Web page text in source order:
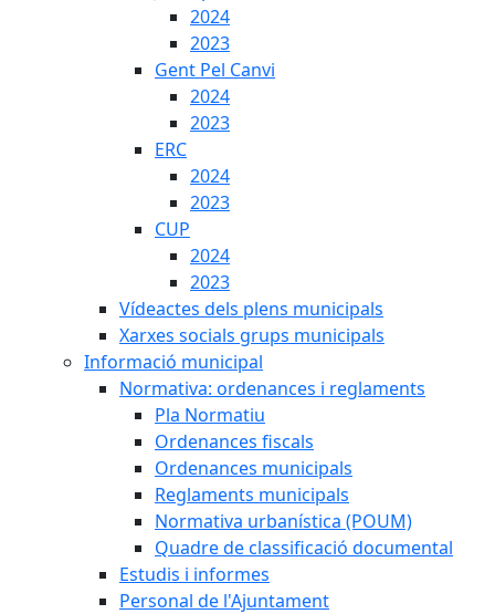
2024
2023
Gent Pel Canvi
2024
2023
ERC
2024
2023
CUP
2024
2023
Vídeactes dels plens municipals
Xarxes socials grups municipals
Informació municipal
Normativa: ordenances i reglaments
Pla Normatiu
Ordenances fiscals
Ordenances municipals
Reglaments municipals
Normativa urbanística (POUM)
Quadre de classificació documental
Estudis i informes
Personal de l'Ajuntament